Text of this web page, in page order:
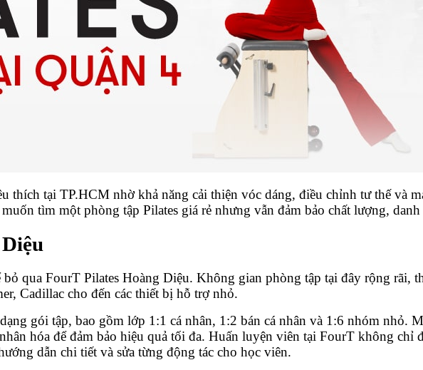
thích tại TP.HCM nhờ khả năng cải thiện vóc dáng, điều chỉnh tư thế và
tìm một phòng tập Pilates giá rẻ nhưng vẫn đảm bảo chất lượng,
qua FourT Pilates Hoàng Diệu. Không gian phòng tập tại đây rộng rãi,
Cadillac cho đến các thiết bị hỗ trợ nhỏ.
gói tập, bao gồm lớp 1:1 cá nhân, 1:2 bán cá nhân và 1:6 nhóm nhỏ.
hóa để đảm bảo hiệu quả tối đa. Huấn luyện viên tại FourT không chỉ
dẫn chi tiết và sửa từng động tác cho học viên.